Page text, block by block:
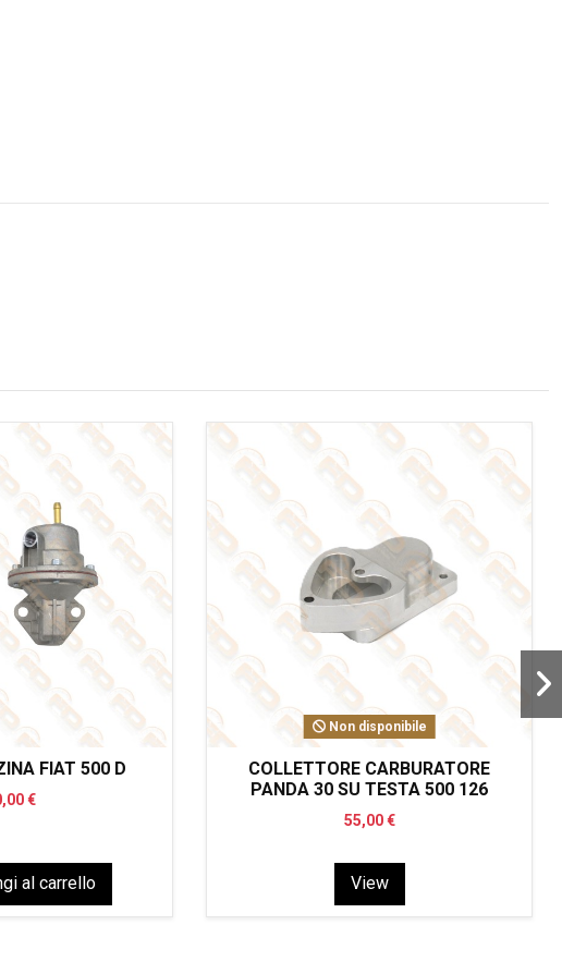
FIAT 500 D
€
al carrello
Non disponibile
COLLETTORE CARBURATORE
PANDA 30 SU TESTA 500 126
55,00 €
View